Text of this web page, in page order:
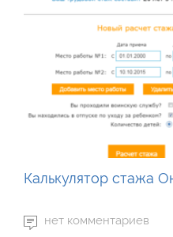
Калькулятор стажа
нет комментариев